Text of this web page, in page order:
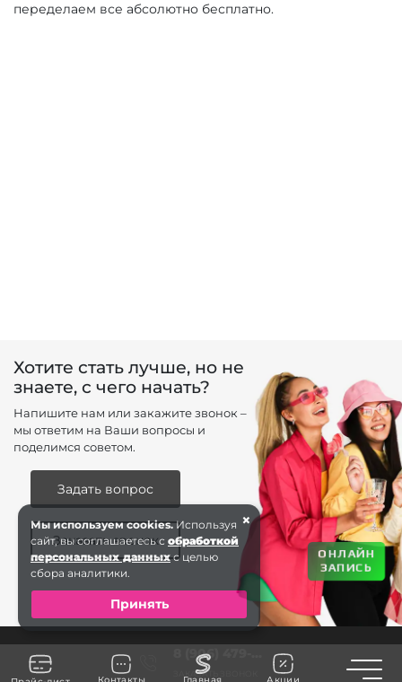
Контакты Главная
переделаем все абсолютно бесплатно.
Хотите стать лучше, но не
знаете, с чего начать?
Напишите нам или закажите звонок –
мы ответим на Ваши вопросы и
поделимся советом.
Задать вопрос
Заказать звонок
8 (906) 479-...
ЗАКАЗАТЬ ЗВОНОК
×
Мы используем cookies.Используя
сайт, вы соглашаетесь с обработкой
персональных данныхс целью
сбора аналитики.
Принять
ОНЛАЙН
ЗАПИСЬ